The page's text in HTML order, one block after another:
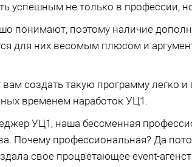
успешным не только в профессии,
понимают, поэтому наличие
для них весомым плюсом и
создать такую программу легко и
временем наработок УЦ1.
УЦ1, наша бессменная
Почему профессиональная? Да
свое процветающее event-